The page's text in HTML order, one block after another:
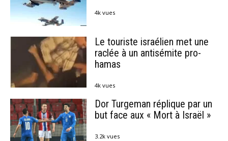
4k vues
Le touriste israélien met une
raclée à un antisémite pro-
hamas
4k vues
Dor Turgeman réplique par un
but face aux « Mort à Israël »
3.2k vues